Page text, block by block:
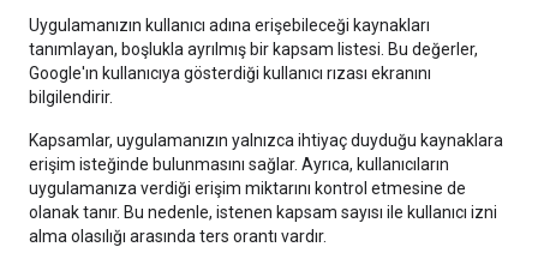
Uygulamanızın kullanıcı adına erişebileceği kaynakları
tanımlayan, boşlukla ayrılmış bir kapsam listesi. Bu değerler,
Google'ın kullanıcıya gösterdiği kullanıcı rızası ekranını
bilgilendirir.
Kapsamlar, uygulamanızın yalnızca ihtiyaç duyduğu kaynaklara
erişim isteğinde bulunmasını sağlar. Ayrıca, kullanıcıların
uygulamanıza verdiği erişim miktarını kontrol etmesine de
olanak tanır. Bu nedenle, istenen kapsam sayısı ile kullanıcı izni
alma olasılığı arasında ters orantı vardır.